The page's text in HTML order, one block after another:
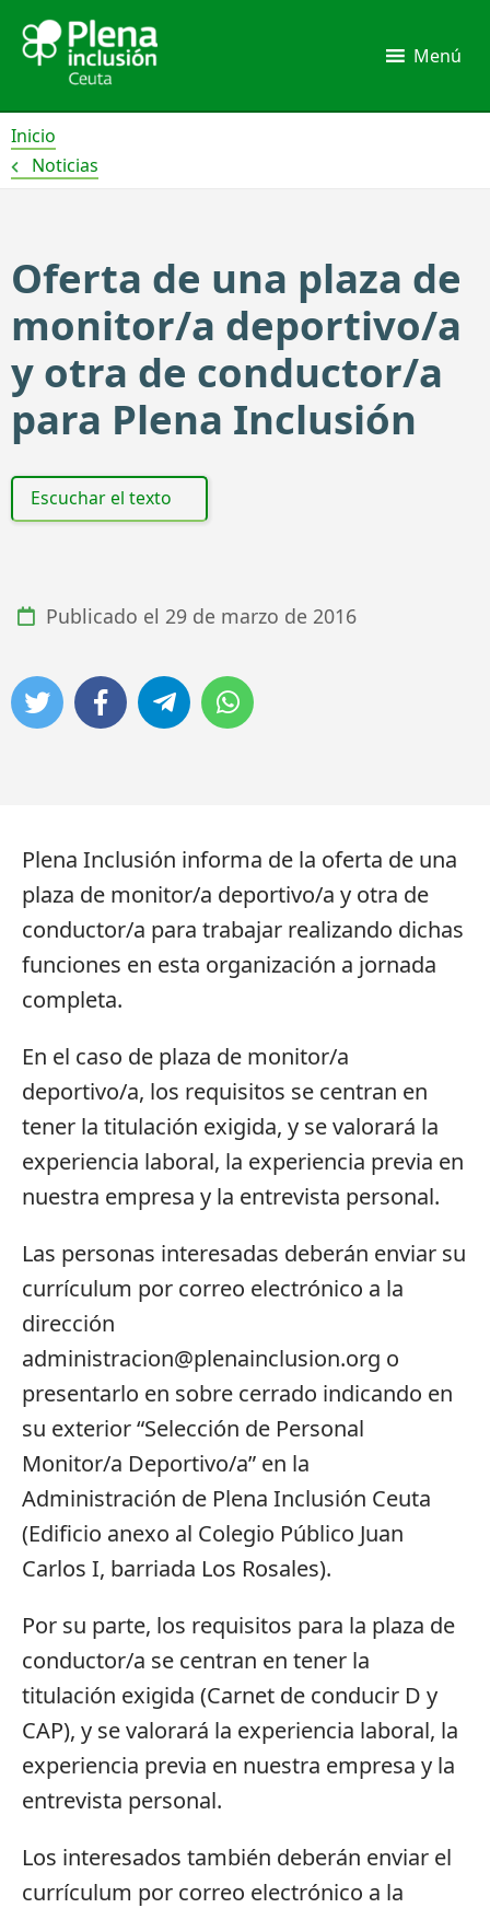
contenido
Menú
Inicio
Noticias
Oferta de una plaza de
monitor/a deportivo/a
y otra de conductor/a
para Plena Inclusión
Escuchar el texto
Publicado el 29 de marzo de 2016
Plena Inclusión informa de la oferta de una
plaza de monitor/a deportivo/a y otra de
conductor/a para trabajar realizando dichas
funciones en esta organización a jornada
completa.
En el caso de plaza de monitor/a
deportivo/a, los requisitos se centran en
tener la titulación exigida, y se valorará la
experiencia laboral, la experiencia previa en
nuestra empresa y la entrevista personal.
Las personas interesadas deberán enviar su
currículum por correo electrónico a la
dirección
administracion@plenainclusion.org o
presentarlo en sobre cerrado indicando en
su exterior “Selección de Personal
Monitor/a Deportivo/a” en la
Administración de Plena Inclusión Ceuta
(Edificio anexo al Colegio Público Juan
Carlos I, barriada Los Rosales).
Por su parte, los requisitos para la plaza de
conductor/a se centran en tener la
titulación exigida (Carnet de conducir D y
CAP), y se valorará la experiencia laboral, la
experiencia previa en nuestra empresa y la
entrevista personal.
Los interesados también deberán enviar el
currículum por correo electrónico a la